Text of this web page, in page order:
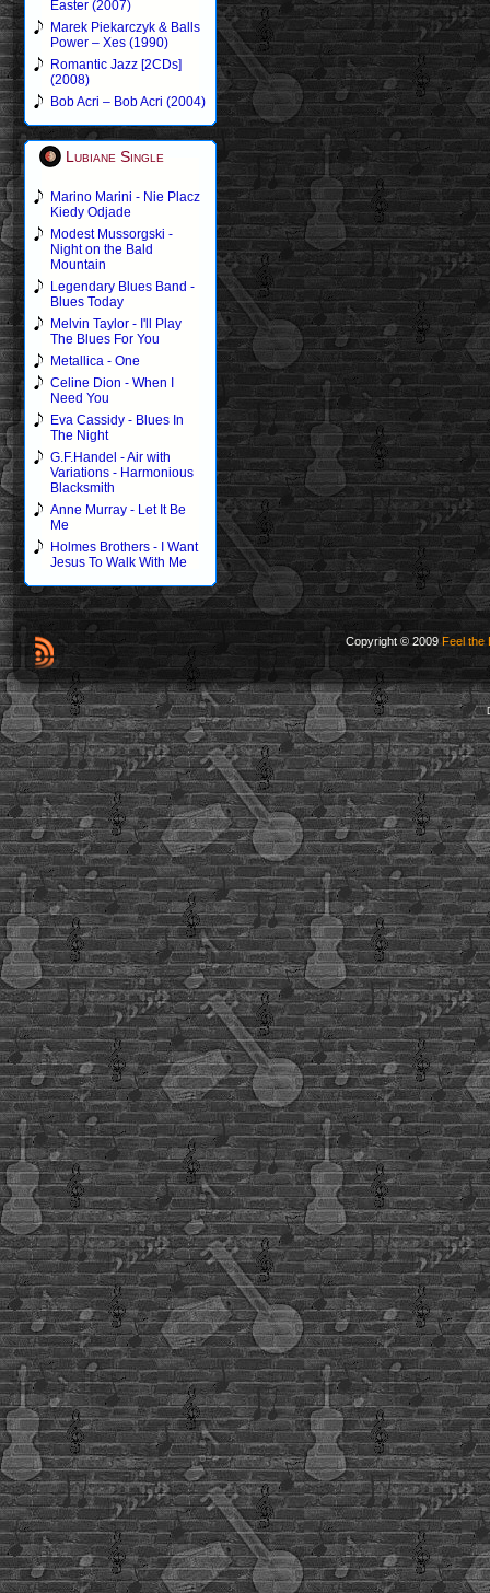
Easter (2007)
Marek Piekarczyk & Balls
Power – Xes (1990)
Romantic Jazz [2CDs]
(2008)
Bob Acri – Bob Acri (2004)
Lubiane Single
Marino Marini - Nie Placz
Kiedy Odjade
Modest Mussorgski -
Night on the Bald
Mountain
Legendary Blues Band -
Blues Today
Melvin Taylor - I'll Play
The Blues For You
Metallica - One
Celine Dion - When I
Need You
Eva Cassidy - Blues In
The Night
G.F.Handel - Air with
Variations - Harmonious
Blacksmith
Anne Murray - Let It Be
Me
Holmes Brothers - I Want
Jesus To Walk With Me
Copyright © 2009 Feel the